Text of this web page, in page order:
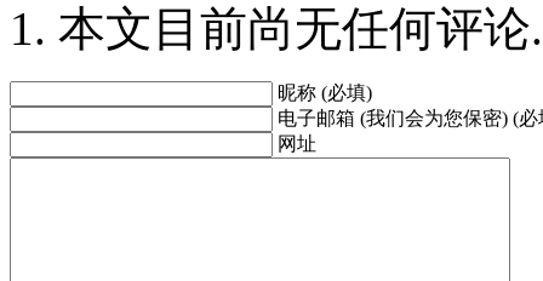
本文目前尚无任何评论.
昵称 (必填)
电子邮箱 (我们会为您保密) (必
网址